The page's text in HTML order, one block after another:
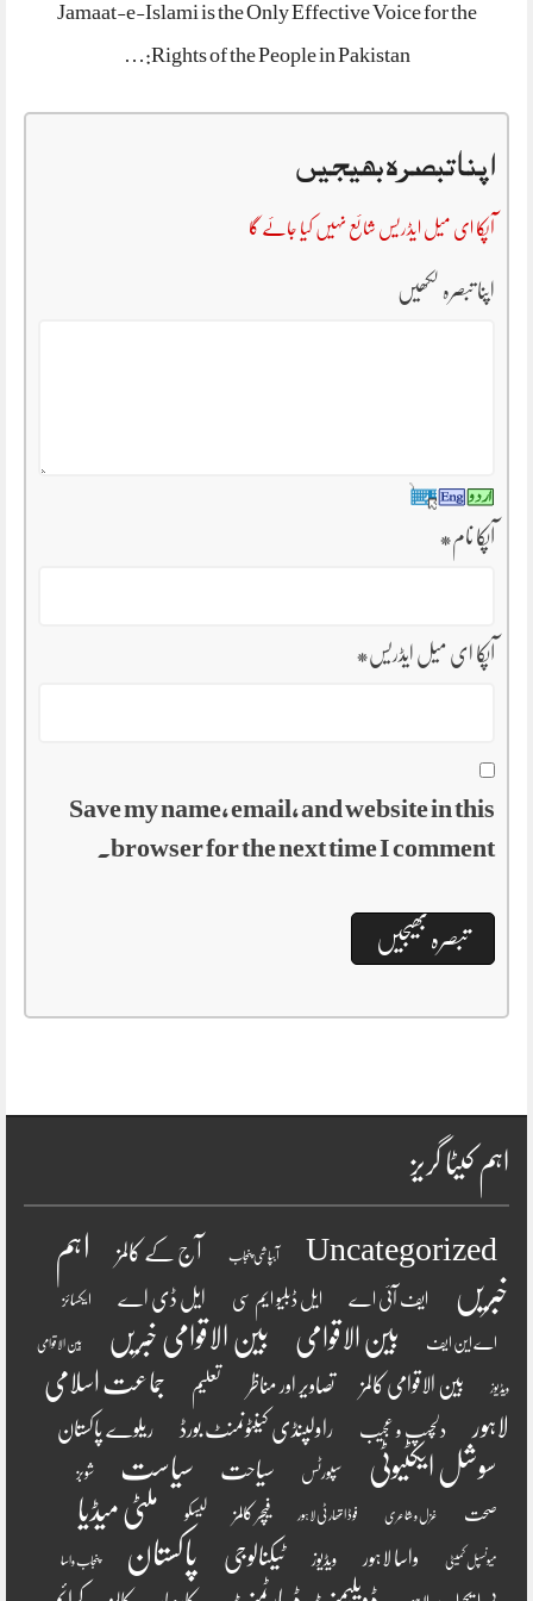
Jamaat-e-Islami is the Only Effective Voice for the
Rights of the People in Pakistan:…
اپنا تبصرہ بھیجیں
آپکا ای میل ایڈریس شائع نہیں کیا جائے گا
اپنا تبصرہ لکھیں
آپکا نام*
آپکا ای میل ایڈریس*
Save my name, email, and website in this
browser for the next time I comment.
اہم کیٹا گریز
Uncategorized آبپاشی پنجاب آج کے کالمز
اہم
خبریں
ایف آئی اے ایل ڈبلیو ایم سی ایل ڈی اے ایکسائز
اے این ایف بین الاقوامی بین الاقوامی خبریں بین الاقوامی
ویڈیوز بین الاقوامی کالمز تصاویر اور مناظر تعلیم
جماعت اسلامی
لاہور
دلچسپ و عجیب راولپنڈی کینٹونمنٹ بورڈ ریلوے پاکستان
سوشل ایکٹیوٹی سپورٹس سیاحت سیاست شوبز
صحت غزل و شاعری فوڈ اتھارٹی لاہور فیچر کالمز لیسکو ملٹی میڈیا
میونسپل کمیٹی واسا لاہور ویڈیوز ٹیکنالوجی پاکستان پنجاب واسا